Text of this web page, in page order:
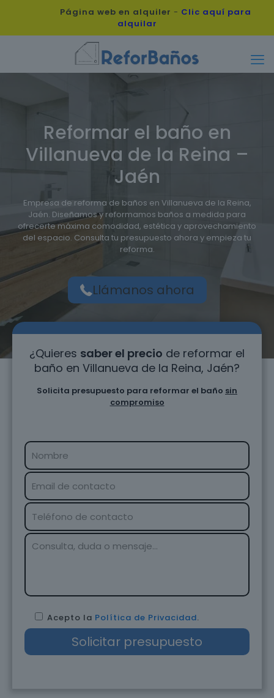
Página web en alquiler - Clic aquí para
alquilar
Reformar el baño en
Villanueva de la Reina –
Jaén
Empresa de reforma de baños en Villanueva de la Reina,
Jaén. Diseñamos y reformamos baños a medida para
ofrecerte máxima comodidad, estética y aprovechamiento
del espacio. Consulta tu presupuesto ahora y empieza tu
reforma.
Llámanos ahora
¿Quieres saber el precio de reformar el
baño en Villanueva de la Reina, Jaén?
Solicita presupuesto para reformar el baño sin
compromiso
Acepto la Política de Privacidad.